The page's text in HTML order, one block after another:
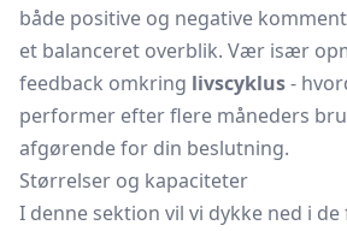
både positive og negative
et balanceret overblik. Vær især
feedback omkring livscyklus-
performer efter flere måneders
afgørende for din beslutning.
Størrelser og kapaciteter
I denne sektion vil vi dykke ned i